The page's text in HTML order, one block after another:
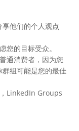
他们的个人观点
您的目标受众。
通消费者，因为您
组可能是您的最佳
LinkedIn Groups